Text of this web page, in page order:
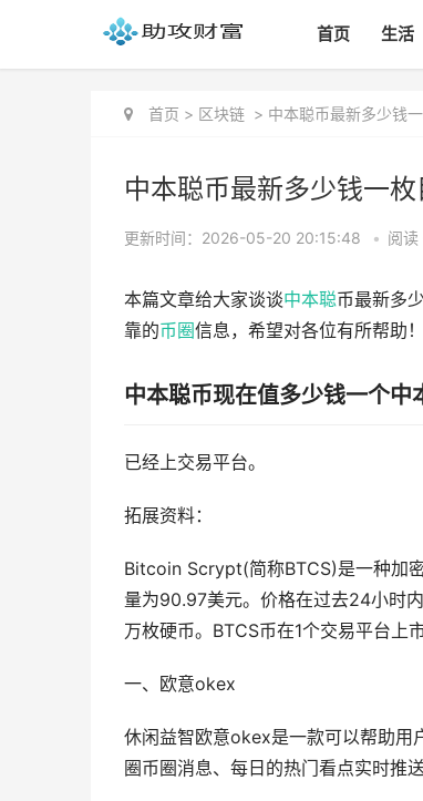
首页 生活
首页 > 区块链 > 中本聪币最新多少钱
中本聪币最新多少钱一
更新时间：2026-05-20 20:15:48 • 阅读
本篇文章给大家谈谈中本聪币最新多
靠的币圈信息，希望对各位有所帮助！
中本聪币现在值多少钱一个中
已经上交易平台。
拓展资料：
Bitcoin Scrypt(简称BTCS)是一种加
量为90.97美元。价格在过去24小时
万枚硬币。BTCS币在1个交易平台上
一、欧意okex
休闲益智欧意okex是一款可以帮助用
圈币圈消息、每日的热门看点实时推